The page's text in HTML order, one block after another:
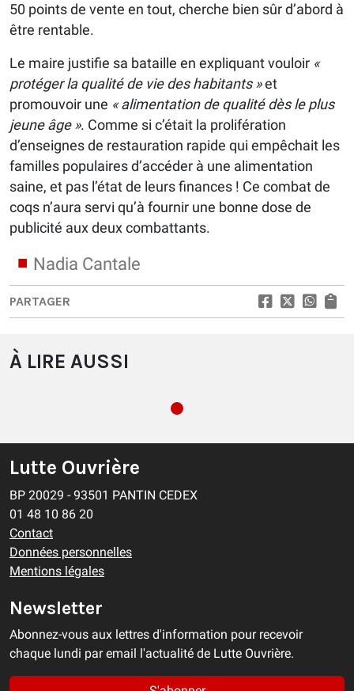
50 points de vente en tout, cherche bien sûr d’abord à
être rentable.
Le maire justifie sa bataille en expliquant vouloir «
protéger la qualité de vie des habitants »et
promouvoir une « alimentation de qualité dès le plus
jeune âge ». Comme si c’était la prolifération
d’enseignes de restauration rapide qui empêchait les
familles populaires d’accéder à une alimentation
saine, et pas l’état de leurs finances ! Ce combat de
coqs n’aura servi qu’à fournir une bonne dose de
publicité aux deux combattants.
Nadia Cantale
PARTAGER
À LIRE AUSSI
Lutte Ouvrière
BP 20029 - 93501 PANTIN CEDEX
01 48 10 86 20
Contact
Données personnelles
Mentions légales
Newsletter
Abonnez-vous aux lettres d'information pour recevoir
chaque lundi par email l'actualité de Lutte Ouvrière.